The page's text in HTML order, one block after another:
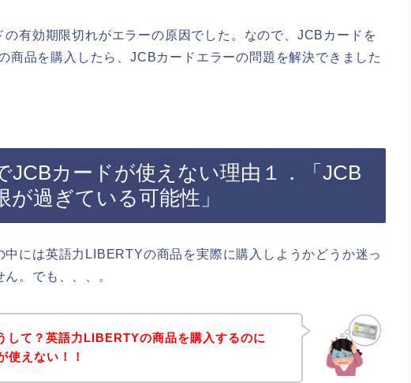
有効期限切れがエラーの原因でした。なので、JCBカードを
商品を購入したら、JCBカードエラーの問題を解決できました
JCBカードが使えない理由１．「JCB
が過ぎている可能性」
中には英語力LIBERTYの商品を実際に購入しようかどうか迷っ
。でも、、、。
して？英語力LIBERTYの商品を購入するのに
使えない！！